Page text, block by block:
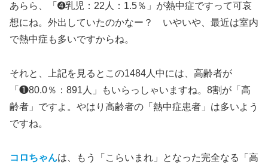
あらら、「➍乳児：22人：1.5％」が熱中症ですって可哀
想にね。外出していたのかなー？ いやいや、最近は室内
で熱中症も多いですからね。
それと、上記を見るとこの1484人中には、高齢者が
「❶80.0％：891人」もいらっしゃいますね。8割が「高
齢者」ですよ。やはり高齢者の「熱中症患者」は多いよう
ですね。
コロちゃんは、もう「こらいまれ」となった完全なる「高